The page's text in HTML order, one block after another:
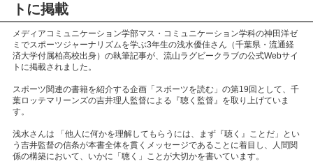
トに掲載
メディアコミュニケーション学部マス・コミュニケーション学科の神田洋ゼ
ミでスポーツジャーナリズムを学ぶ3年生の浅水優佳さん（千葉県・流通経
済大学付属柏高校出身）の執筆記事が、流山ラグビークラブの公式Webサイ
トに掲載されました。
スポーツ関連の書籍を紹介する企画「スポーツを読む」の第19回として、千
葉ロッテマリーンズの吉井理人監督による『聴く監督』を取り上げていま
す。
浅水さんは 「他人に何かを理解してもらうには、まず『聴く』ことだ」とい
う吉井監督の信条が本書全体を貫くメッセージであることに着目し、人間関
係の構築において、いかに「聴く」ことが大切かを書いています。